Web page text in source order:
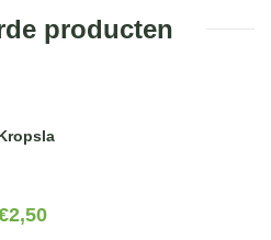
producten
2,50